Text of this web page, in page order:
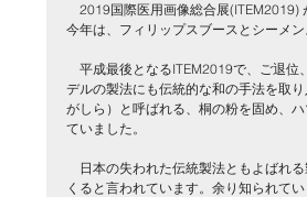
　2019国際医用画像総合展
今年は、フィリップスブースとシーメ
平成最後となるITEM2019で、ご退位
デルの製法にも伝統的な和の手法を取
がしら）と呼ばれる、桐の粉を固め、
ていました。
日本の失われた伝統製法ともよばれ
くると言われています。余り知られて